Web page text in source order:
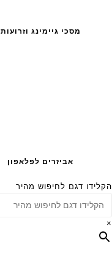
מסכי גיימינג וזרועות
אביזרים לפלאפון
הקלידו דגם לחיפוש מהיר
×